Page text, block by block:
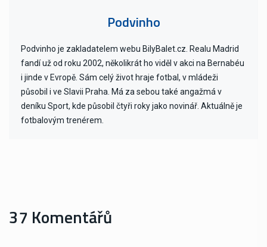
Podvinho
Podvinho je zakladatelem webu BilyBalet.cz. Realu Madrid
fandí už od roku 2002, několikrát ho viděl v akci na Bernabéu
i jinde v Evropě. Sám celý život hraje fotbal, v mládeži
působil i ve Slavii Praha. Má za sebou také angažmá v
deníku Sport, kde působil čtyři roky jako novinář. Aktuálně je
fotbalovým trenérem.
37 Komentářů